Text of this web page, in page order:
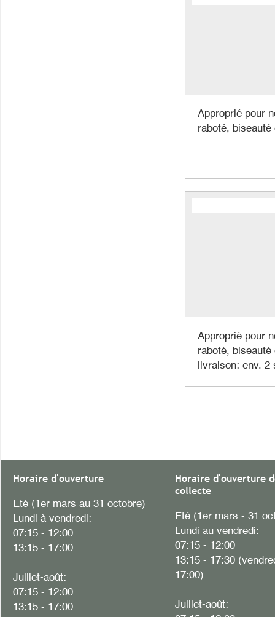
Approprié pour
raboté, biseauté
Approprié pour
raboté,
livraison: env. 2
Horaire d'ouverture
Eté (1er mars au 31 octobre)
Lundi à vendredi:
07:15 - 12:00
13:15 - 17:00
Juillet-août:
07:15 - 12:00
13:15 - 17:00
Horaire d'ouverture
collecte
Eté (1er mars - 31
Lundi au vendredi:
07:15 - 12:00
13:15 - 17:30
17:00)
Juillet-août: